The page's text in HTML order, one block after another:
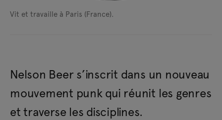
Vit et travaille à Paris (France).
Nelson Beer s’inscrit dans un nouveau
mouvement punk qui réunit les genres
et traverse les disciplines.